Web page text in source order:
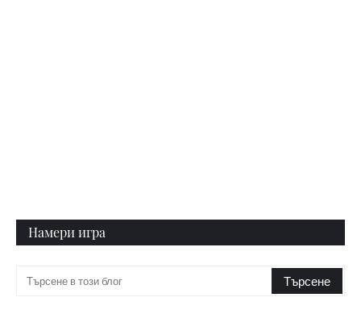
Намери игра